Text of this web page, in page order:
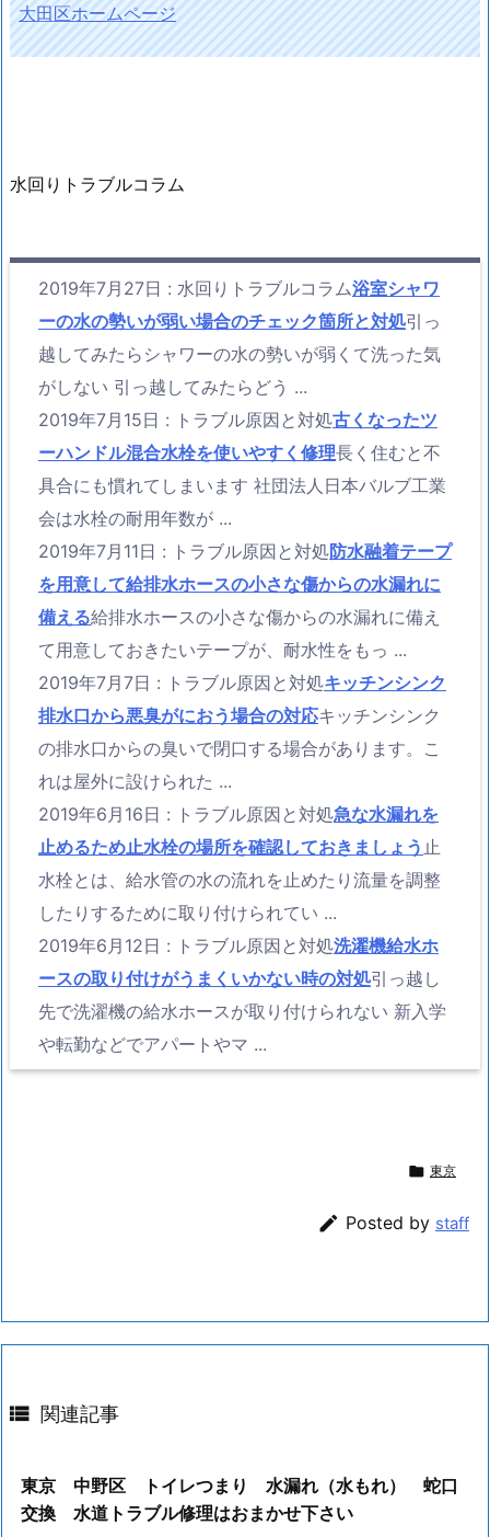
大田区ホームページ
水回りトラブルコラム
2019年7月27日 : 水回りトラブルコラム浴室シャワ
ーの水の勢いが弱い場合のチェック箇所と対処引っ
越してみたらシャワーの水の勢いが弱くて洗った気
がしない 引っ越してみたらどう ...
2019年7月15日 : トラブル原因と対処古くなったツ
ーハンドル混合水栓を使いやすく修理長く住むと不
具合にも慣れてしまいます 社団法人日本バルブ工業
会は水栓の耐用年数が ...
2019年7月11日 : トラブル原因と対処防水融着テープ
を用意して給排水ホースの小さな傷からの水漏れに
備える給排水ホースの小さな傷からの水漏れに備え
て用意しておきたいテープが、耐水性をもっ ...
2019年7月7日 : トラブル原因と対処キッチンシンク
排水口から悪臭がにおう場合の対応キッチンシンク
の排水口からの臭いで閉口する場合があります。こ
れは屋外に設けられた ...
2019年6月16日 : トラブル原因と対処急な水漏れを
止めるため止水栓の場所を確認しておきましょう 止
水栓とは、給水管の水の流れを止めたり流量を調整
したりするために取り付けられてい ...
2019年6月12日 : トラブル原因と対処洗濯機給水ホ
ースの取り付けがうまくいかない時の対処引っ越し
先で洗濯機の給水ホースが取り付けられない 新入学
や転勤などでアパートやマ ...
 東京
 Posted by staff
 関連記事
東京 中野区 トイレつまり 水漏れ（水もれ） 蛇口
交換 水道トラブル修理はおまかせ下さい